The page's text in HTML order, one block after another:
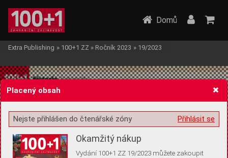
Žádost o souhlas s ukládáním volitelných informací
Domů
Extra Publishing » 100+1 ZZ » Ročník 2023 » 19/2023
Placený obsah
Přihlásit se
Nejste přihlášen do čtenářské zóny
Okamžitý nákup
Vydání 100+1 ZZ 19/2023 můžete zakoupit